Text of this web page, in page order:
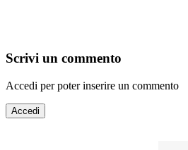
Scrivi un commento
Accedi per poter inserire un commento
Accedi